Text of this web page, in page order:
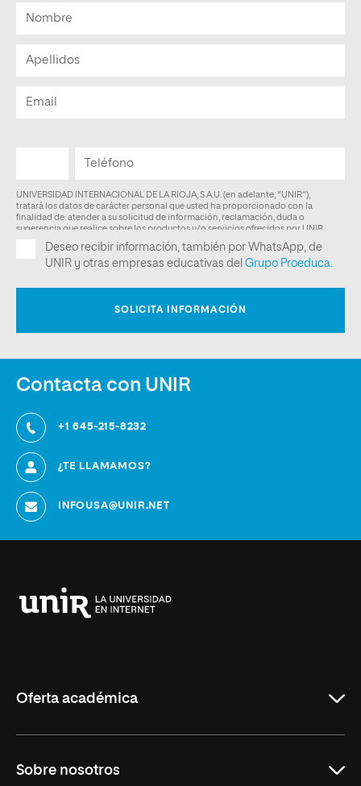
Contacta con UNIR
+1 645-215-8232
¿TE LLAMAMOS?
INFOUSA@UNIR.NET
Oferta académica
Derecho
Sobre nosotros